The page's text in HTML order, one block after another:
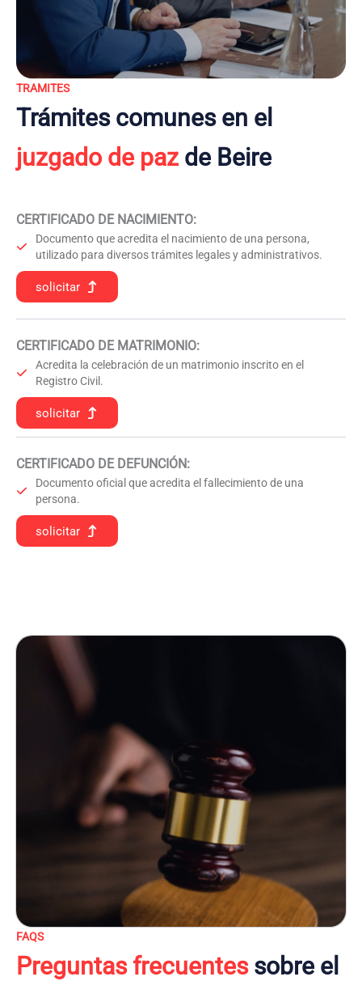
TRAMITES
Trámites comunes en el
juzgado de pazde Beire
CERTIFICADO DE NACIMIENTO:
Documento que acredita el nacimiento de una persona,
utilizado para diversos trámites legales y administrativos.
solicitar
CERTIFICADO DE MATRIMONIO:
Acredita la celebración de un matrimonio inscrito en el
Registro Civil.
solicitar
CERTIFICADO DE DEFUNCIÓN:
Documento oficial que acredita el fallecimiento de una
persona.
solicitar
FAQS
Preguntas frecuentessobre el